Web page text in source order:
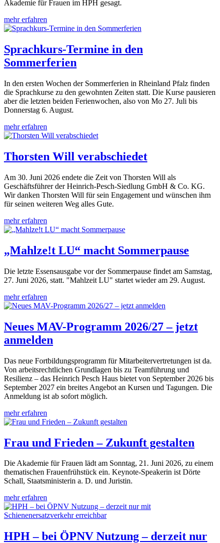
Akademie für Frauen im HPH gesagt.
mehr erfahren
Sprachkurs-Termine in den
Sommerferien
In den ersten Wochen der Sommerferien in Rheinland Pfalz finden
die Sprachkurse zu den gewohnten Zeiten statt. Die Kurse pausieren
aber die letzten beiden Ferienwochen, also von Mo 27. Juli bis
Donnerstag 6. August.
mehr erfahren
Thorsten Will verabschiedet
Am 30. Juni 2026 endete die Zeit von Thorsten Will als
Geschäftsführer der Heinrich-Pesch-Siedlung GmbH & Co. KG.
Wir danken Thorsten Will für sein Engagement und wünschen ihm
für seinen weiteren Weg alles Gute.
mehr erfahren
„Mahlze!t LU“ macht Sommerpause
Die letzte Essensausgabe vor der Sommerpause findet am Samstag,
27. Juni 2026, statt. "Mahlzeit LU" startet wieder am 29. August.
mehr erfahren
Neues MAV-Programm 2026/27 – jetzt
anmelden
Das neue Fortbildungsprogramm für Mitarbeitervertretungen ist da.
Von arbeitsrechtlichen Grundlagen bis zu Teamführung und
Resilienz – das Heinrich Pesch Haus bietet von September 2026 bis
September 2027 ein breites Angebot an Kursen und Tagungen. Die
Anmeldung ist ab sofort möglich.
mehr erfahren
Frau und Frieden – Zukunft gestalten
Die Akademie für Frauen lädt am Sonntag, 21. Juni 2026, zu einem
thematischen Frauenfrühstück ein. Keynote-Speakerin ist Dörte
Schall, Staatsministerin a. D. und Juristin.
mehr erfahren
HPH – bei ÖPNV Nutzung – derzeit nur